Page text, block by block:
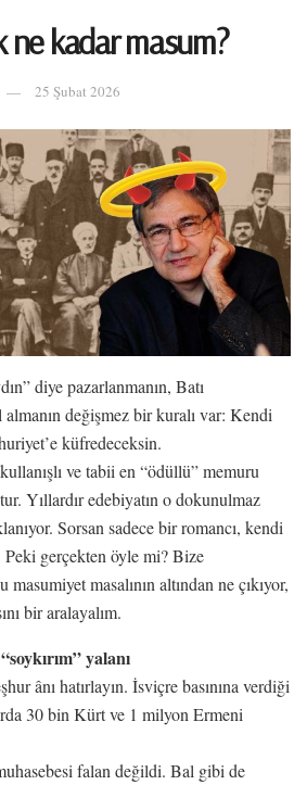
ne kadar masum?
25 Şubat 2026
diye pazarlanmanın, Batı
değişmez bir kuralı var: Kendi
küfredeceksin.
ve tabii en “ödüllü” memuru
Yıllardır edebiyatın o dokunulmaz
Sorsan sadece bir romancı, kendi
gerçekten öyle mi? Bize
masalının altından ne çıkıyor,
bir aralayalım.
yalanı
ânı hatırlayın. İsviçre basınına verdiği
30 bin Kürt ve 1 milyon Ermeni
falan değildi. Bal gibi de